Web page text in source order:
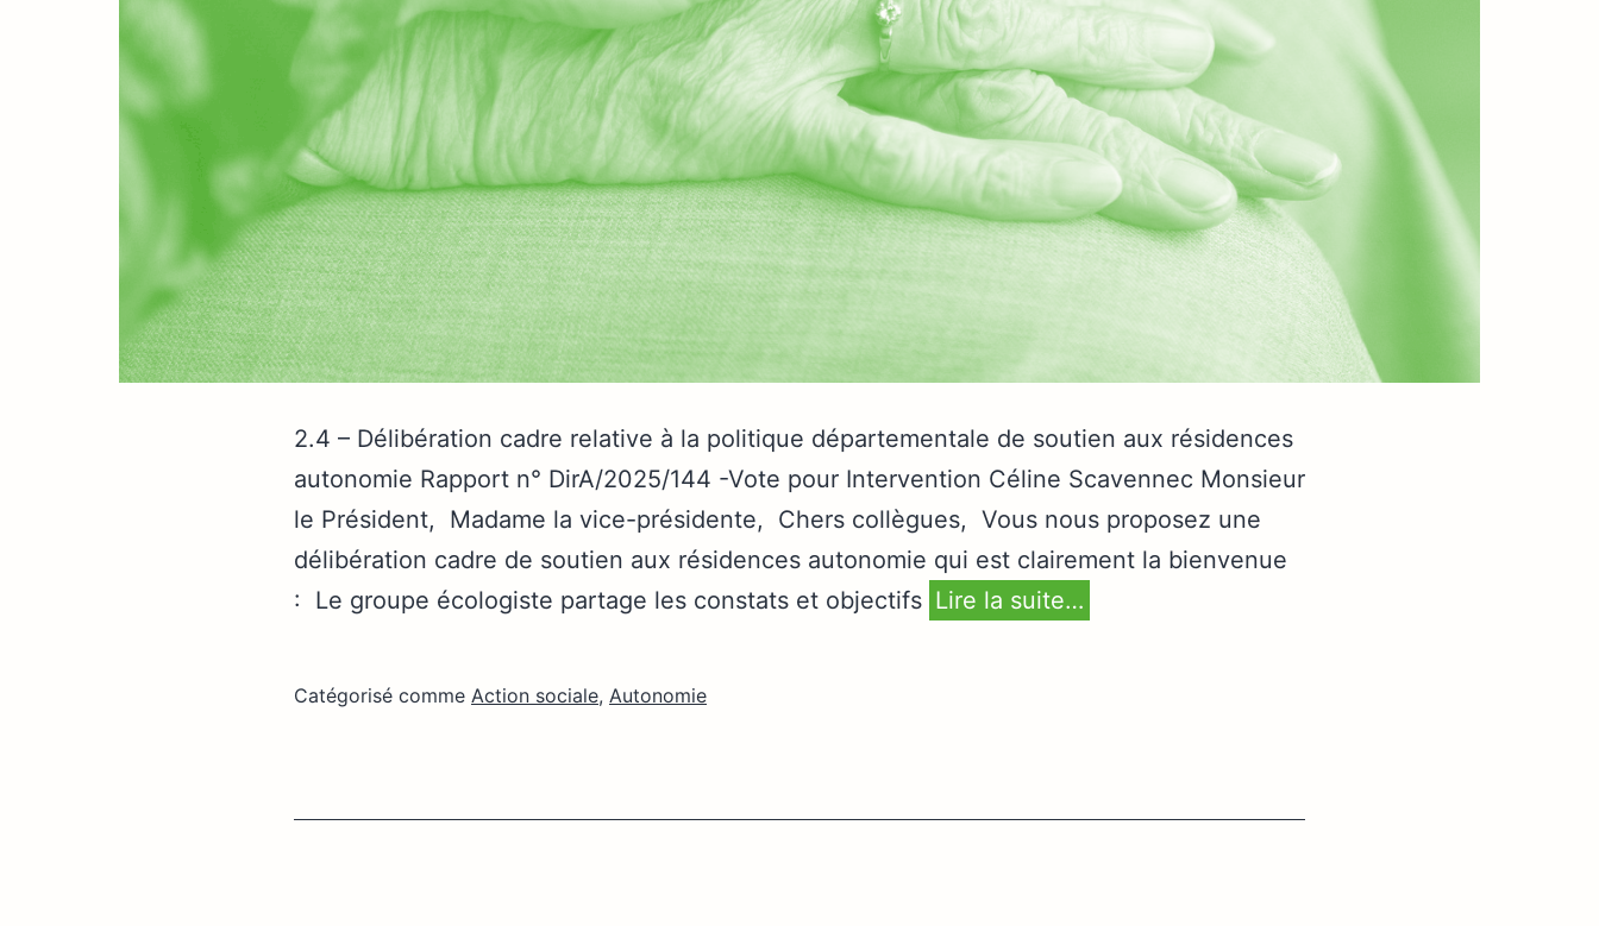
2.4 – Délibération cadre relative à la politique départementale de soutien aux résidences
autonomie Rapport n° DirA/2025/144 -Vote pour Intervention Céline Scavennec Monsieur
le Président, Madame la vice-présidente, Chers collègues, Vous nous proposez une
délibération cadre de soutien aux résidences autonomie qui est clairement la bienvenue
: Le groupe écologiste partage les constats et objectifs Lire la suite…
Catégorisé comme Action sociale, Autonomie